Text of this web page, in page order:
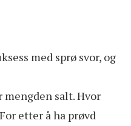
med sprø svor, og
salt. Hvor
etter å ha prøvd